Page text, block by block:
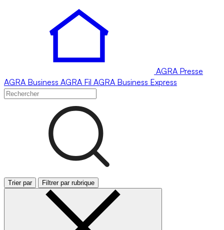
AGRA Presse
AGRA Business AGRA Fil AGRA Business Express
Trier par Filtrer par rubrique